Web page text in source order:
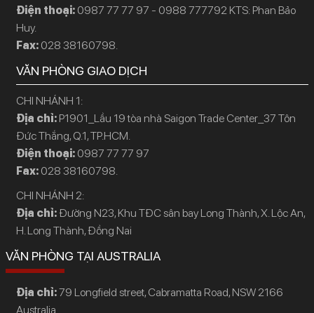
Điện thoại: 0987 77 77 97 - 0988 777792 KTS: Phan Bảo
Huy.
Fax: 028 38160798.
VĂN PHÒNG GIAO DỊCH
CHI NHÁNH 1:
Địa chỉ: P1901_Lầu 19 tòa nhà Saigon Trade Center_37 Tôn
Đức Thắng, Q.1, TP.HCM.
Điện thoại: 0987 77 77 97
Fax: 028 38160798.
CHI NHÁNH 2:
Địa chỉ:Đường N23, Khu TĐC sân bay Long Thành, X. Lộc An,
H. Long Thành, Đồng Nai
VĂN PHÒNG TẠI AUSTRALIA
Địa chỉ:79 Longfield street, Cabramatta Road, NSW 2166
Australia